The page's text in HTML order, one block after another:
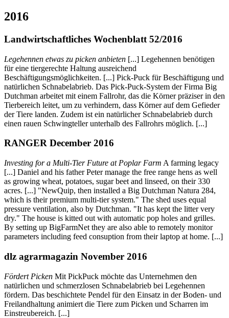
2016
Landwirtschaftliches Wochenblatt 52/2016
Legehennen etwas zu picken anbieten [...] Legehennen benötigen
für eine tiergerechte Haltung ausreichend
Beschäftigungsmöglichkeiten. [...] Pick-Puck für Beschäftigung und
natürlichen Schnabelabrieb. Das Pick-Puck-System der Firma Big
Dutchman arbeitet mit einem Fallrohr, das die Körner präziser in den
Tierbereich leitet, um zu verhindern, dass Körner auf dem Gefieder
der Tiere landen. Zudem ist ein natürlicher Schnabelabrieb durch
einen rauen Schwingteller unterhalb des Fallrohrs möglich. [...]
RANGER December 2016
Investing for a Multi-Tier Future at Poplar Farm A farming legacy
[...] Daniel and his father Peter manage the free range hens as well
as growing wheat, potatoes, sugar beet and linseed, on their 330
acres. [...] "NewQuip, then installed a Big Dutchman Natura 284,
which is their premium multi-tier system." The shed uses equal
pressure ventilation, also by Dutchman. "It has kept the litter very
dry." The house is kitted out with automatic pop holes and grilles.
By setting up BigFarmNet they are also able to remotely monitor
parameters including feed consuption from their laptop at home. [...]
dlz agrarmagazin November 2016
Fördert Picken Mit PickPuck möchte das Unternehmen den
natürlichen und schmerzlosen Schnabelabrieb bei Legehennen
fördern. Das beschichtete Pendel für den Einsatz in der Boden- und
Freilandhaltung animiert die Tiere zum Picken und Scharren im
Einstreubereich. [...]